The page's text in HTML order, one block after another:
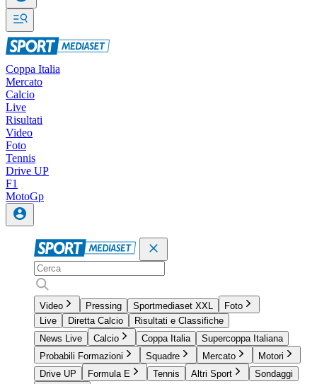
Coppa Italia
Mercato
Calcio
Live
Risultati
Video
Foto
Tennis
Drive UP
F1
MotoGp
Video Pressing Sportmediaset XXL
Foto
Live
Diretta Calcio
Risultati e Classifiche
News Live
Calcio Coppa Italia
Supercoppa Italiana
Probabili Formazioni
Squadre Mercato
Motori
Drive UP
Formula E Tennis Altri Sport
Sondaggi